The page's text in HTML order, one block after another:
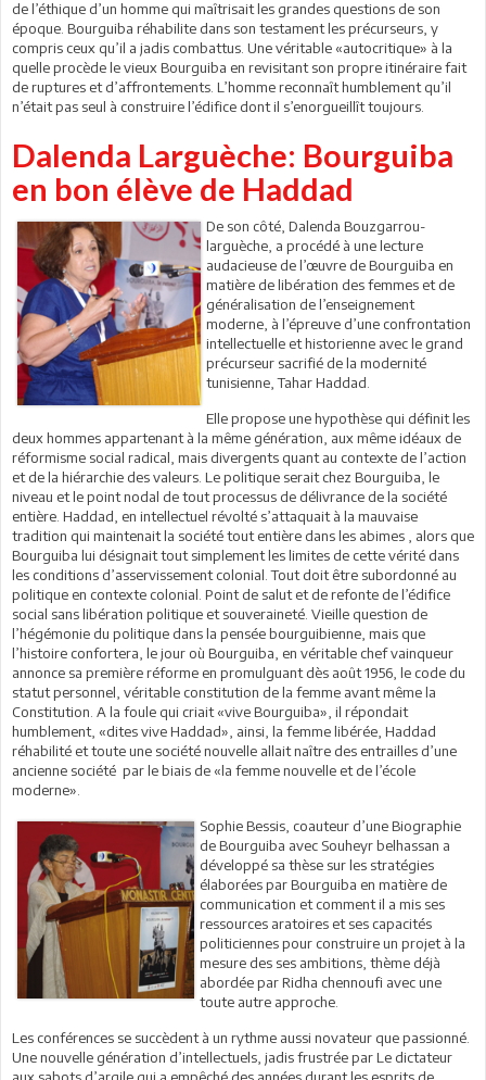
de l’éthique d’un homme qui maîtrisait les grandes questions de son
époque. Bourguiba réhabilite dans son testament les précurseurs, y
compris ceux qu’il a jadis combattus. Une véritable «autocritique» à la
quelle procède le vieux Bourguiba en revisitant son propre itinéraire fait
de ruptures et d’affrontements. L’homme reconnaît humblement qu’il
n’était pas seul à construire l’édifice dont il s’enorgueillît toujours.
Dalenda Larguèche: Bourguiba
en bon élève de Haddad
De son côté, Dalenda Bouzgarrou-
larguèche, a procédé à une lecture
audacieuse de l’œuvre de Bourguiba en
matière de libération des femmes et de
généralisation de l’enseignement
moderne, à l’épreuve d’une confrontation
intellectuelle et historienne avec le grand
précurseur sacrifié de la modernité
tunisienne, Tahar Haddad.
Elle propose une hypothèse qui définit les
deux hommes appartenant à la même génération, aux même idéaux de
réformisme social radical, mais divergents quant au contexte de l’action
et de la hiérarchie des valeurs. Le politique serait chez Bourguiba, le
niveau et le point nodal de tout processus de délivrance de la société
entière. Haddad, en intellectuel révolté s’attaquait à la mauvaise
tradition qui maintenait la société tout entière dans les abimes , alors que
Bourguiba lui désignait tout simplement les limites de cette vérité dans
les conditions d’asservissement colonial. Tout doit être subordonné au
politique en contexte colonial. Point de salut et de refonte de l’édifice
social sans libération politique et souveraineté. Vieille question de
l’hégémonie du politique dans la pensée bourguibienne, mais que
l’histoire confortera, le jour où Bourguiba, en véritable chef vainqueur
annonce sa première réforme en promulguant dès août 1956, le code du
statut personnel, véritable constitution de la femme avant même la
Constitution. A la foule qui criait «vive Bourguiba», il répondait
humblement, «dites vive Haddad», ainsi, la femme libérée, Haddad
réhabilité et toute une société nouvelle allait naître des entrailles d’une
ancienne société par le biais de «la femme nouvelle et de l’école
moderne».
Sophie Bessis, coauteur d’une Biographie
de Bourguiba avec Souheyr belhassan a
développé sa thèse sur les stratégies
élaborées par Bourguiba en matière de
communication et comment il a mis ses
ressources aratoires et ses capacités
politiciennes pour construire un projet à la
mesure des ses ambitions, thème déjà
abordée par Ridha chennoufi avec une
toute autre approche.
Les conférences se succèdent à un rythme aussi novateur que passionné.
Une nouvelle génération d’intellectuels, jadis frustrée par Le dictateur